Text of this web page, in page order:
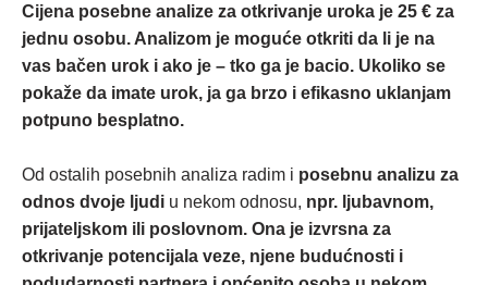
Cijena posebne analize za otkrivanje uroka je 25 € za
jednu osobu. Analizom je moguće otkriti da li je na
vas bačen urok i ako je – tko ga je bacio. Ukoliko se
pokaže da imate urok, ja ga brzo i efikasno uklanjam
potpuno besplatno.
Od ostalih posebnih analiza radim i posebnu analizu za
odnos dvoje ljudi u nekom odnosu, npr. ljubavnom,
prijateljskom ili poslovnom. Ona je izvrsna za
otkrivanje potencijala veze, njene budućnosti i